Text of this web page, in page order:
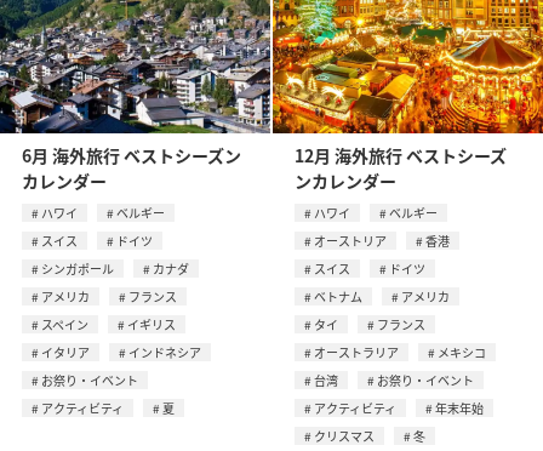
6月 海外旅行 ベストシーズン
カレンダー
ハワイ
ベルギー
スイス
ドイツ
シンガポール
カナダ
アメリカ
フランス
スペイン
イギリス
イタリア
インドネシア
お祭り・イベント
アクティビティ
夏
12月 海外旅行 ベストシーズ
ンカレンダー
ハワイ
ベルギー
オーストリア
香港
スイス
ドイツ
ベトナム
アメリカ
タイ
フランス
オーストラリア
メキシコ
台湾
お祭り・イベント
アクティビティ
年末年始
クリスマス
冬